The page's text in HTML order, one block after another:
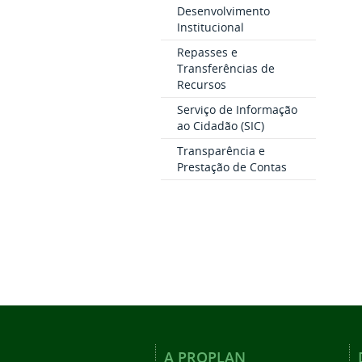
Desenvolvimento
Institucional
Repasses e
Transferências de
Recursos
Serviço de Informação
ao Cidadão (SIC)
Transparência e
Prestação de Contas
A PROPLAN